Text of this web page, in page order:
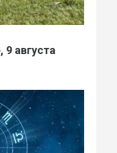
9 августа